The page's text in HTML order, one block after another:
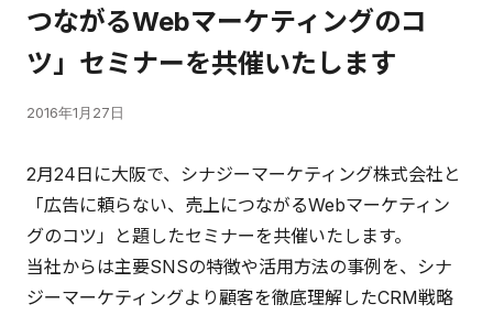
つながるWebマーケティングのコ
ツ」セミナーを共催いたします
2016年1月27日
2月24日に大阪で、シナジーマーケティング株式会社と
「広告に頼らない、売上につながるWebマーケティン
グのコツ」と題したセミナーを共催いたします。
当社からは主要SNSの特徴や活用方法の事例を、シナ
ジーマーケティングより顧客を徹底理解したCRM戦略